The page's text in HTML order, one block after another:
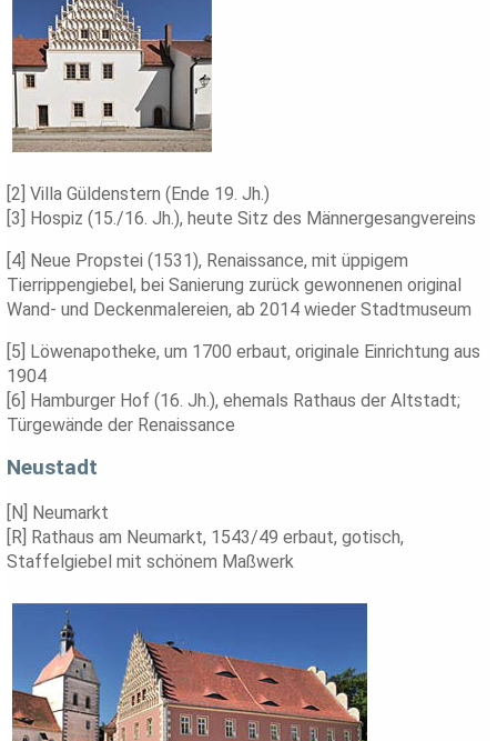
[2] Villa Güldenstern (Ende 19. Jh.)
[3] Hospiz (15./16. Jh.), heute Sitz des Männergesangvereins
[4] Neue Propstei (1531), Renaissance, mit üppigem
Tierrippengiebel, bei Sanierung zurück gewonnenen original
Wand- und Deckenmalereien, ab 2014 wieder Stadtmuseum
[5] Löwenapotheke, um 1700 erbaut, originale Einrichtung aus
1904
[6] Hamburger Hof (16. Jh.), ehemals Rathaus der Altstadt;
Türgewände der Renaissance
Neustadt
[N] Neumarkt
[R] Rathaus am Neumarkt, 1543/49 erbaut, gotisch,
Staffelgiebel mit schönem Maßwerk